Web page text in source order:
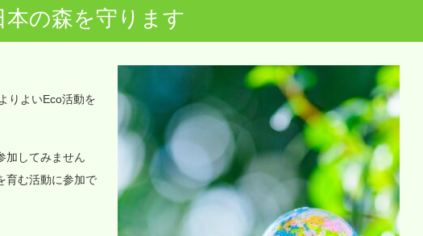
の森を守ります
りよいEco活動を
加してみません
育む活動に参加で